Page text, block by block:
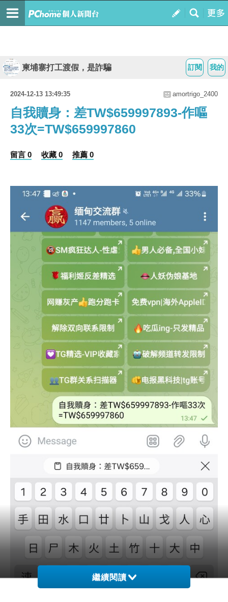
我的
訂閱
柬埔寨打工渡假，是詐騙
2024-12-13 13:49:35 amortrigo_2400
自我贖身：差TW$659997893-作嘔
33次=TW$659997860
留言 0 收藏 0 推薦 0
繼續閱讀